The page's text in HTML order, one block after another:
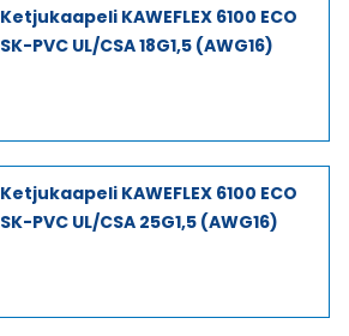
Ketjukaapeli KAWEFLEX 6100 ECO
SK-PVC UL/CSA 18G1,5 (AWG16)
Ketjukaapeli KAWEFLEX 6100 ECO
SK-PVC UL/CSA 25G1,5 (AWG16)